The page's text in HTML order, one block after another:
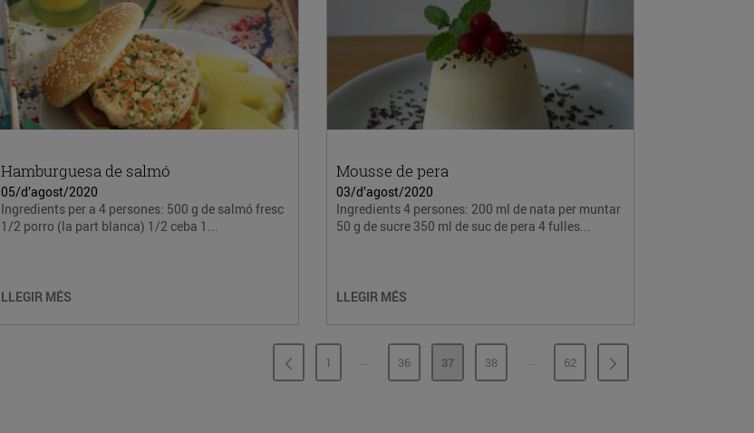
Hamburguesa de salmó
05/d’agost/2020
Ingredients per a 4 persones: 500 g de salmó fresc
1/2 porro (la part blanca) 1/2 ceba 1...
LLEGIR MÉS
Mousse de pera
03/d’agost/2020
Ingredients 4 persones: 200 ml de nata per muntar
50 g de sucre 350 ml de suc de pera 4 fulles...
LLEGIR MÉS
PÀGINA
1 ...PÀGINES INTERMÈDIES
PÀGINA
36 PÀGINA
37 PÀGINA
38 ...PÀGINES INTERMÈDIES
PÀGINA
62